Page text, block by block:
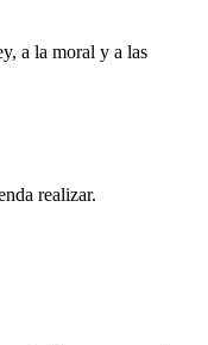
a la moral y a las
realizar.